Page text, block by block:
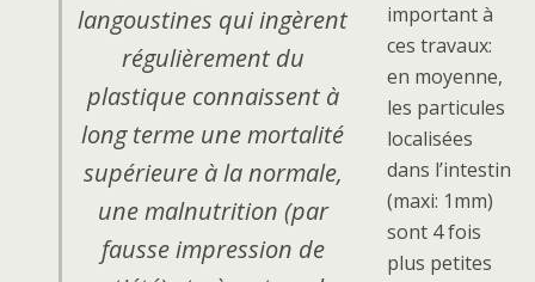
langoustines qui ingèrent
régulièrement du
plastique connaissent à
long terme une mortalité
supérieure à la normale,
une malnutrition (par
fausse impression de
important à
ces travaux:
en moyenne,
les particules
localisées
dans l’intestin
(maxi: 1mm)
sont 4 fois
plus petites